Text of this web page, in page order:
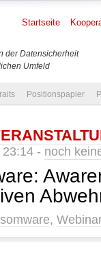
der Datensicherheit
Umfeld
Startseite
Positionspapier
- noch
, Webinar